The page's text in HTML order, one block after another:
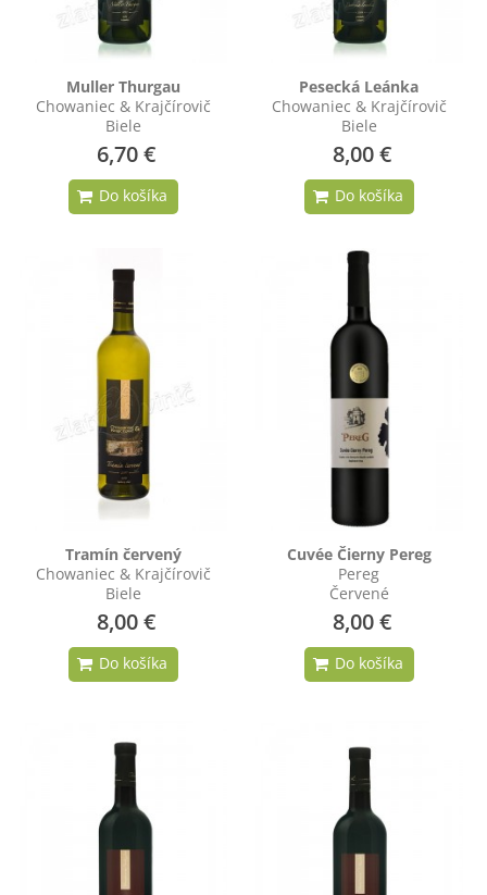
Muller Thurgau
Chowaniec & Krajčírovič
Biele
6,70 €
Pesecká Leánka
Chowaniec & Krajčírovič
Biele
8,00 €
Tramín červený
Chowaniec & Krajčírovič
Biele
8,00 €
Cuvée Čierny Pereg
Pereg
Červené
8,00 €